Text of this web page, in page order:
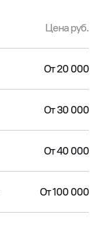
Цена руб.
От 20 000
От 30 000
От 40 000
От 100 000